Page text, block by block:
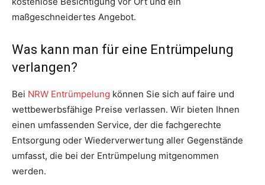
maßgeschneidertes Angebot.
Was kann man für eine Entrümpelung
verlangen?
Bei NRW Entrümpelung können Sie sich auf faire und
wettbewerbsfähige Preise verlassen. Wir bieten Ihnen
einen umfassenden Service, der die fachgerechte
Entsorgung oder Wiederverwertung aller Gegenstände
umfasst, die bei der Entrümpelung mitgenommen
werden.